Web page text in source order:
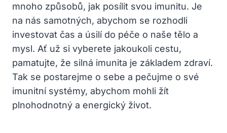
mnoho způsobů, jak posílit svou imunitu. Je
na nás samotných, abychom se rozhodli
investovat čas a úsilí do péče o naše tělo a
mysl. Ať už si vyberete jakoukoli cestu,
pamatujte, že silná imunita je základem zdraví.
Tak se postarejme o sebe a pečujme o své
imunitní systémy, abychom mohli žít
plnohodnotný a energický život.